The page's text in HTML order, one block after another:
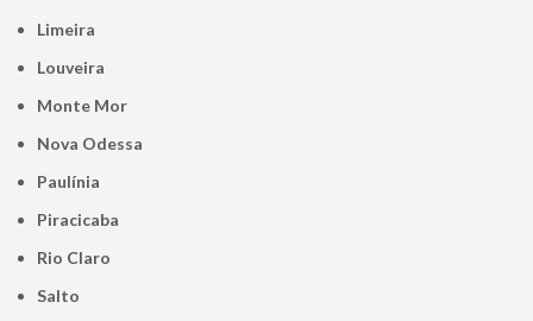
Limeira
Louveira
Monte Mor
Nova Odessa
Paulínia
Piracicaba
Rio Claro
Salto